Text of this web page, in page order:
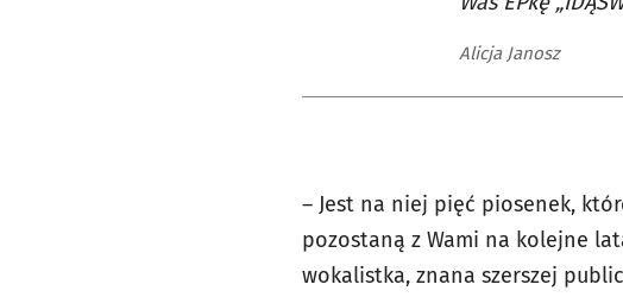
Alicja Janosz
– Jest na niej pięć piosenek,
pozostaną z Wami na kolejne
wokalistka, znana szerszej